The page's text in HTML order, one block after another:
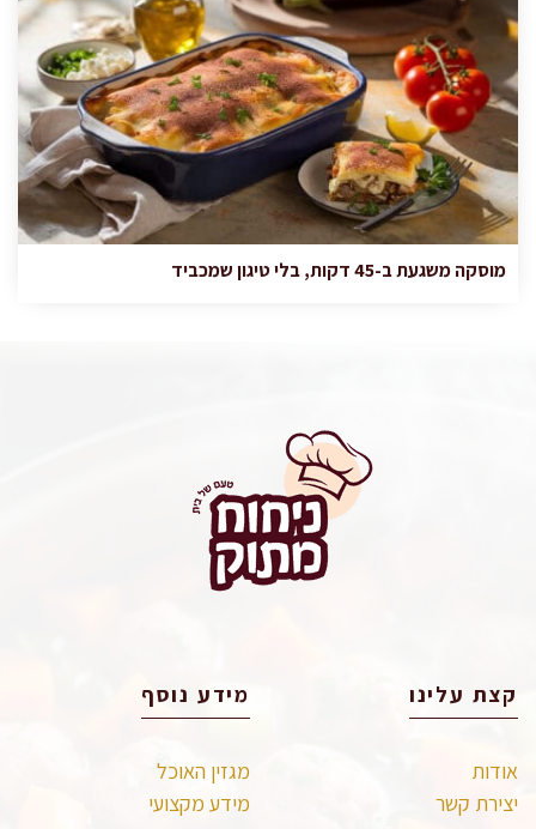
מוסקה משגעת ב-45 דקות, בלי טיגון שמכביד
קצת עלינו
אודות
יצירת קשר
מידע נוסף
מגזין האוכל
מידע מקצועי